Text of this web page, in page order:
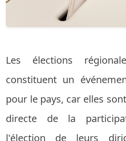
Les élections
constituent un
pour le pays, car elles
directe de la
l'élection de leurs